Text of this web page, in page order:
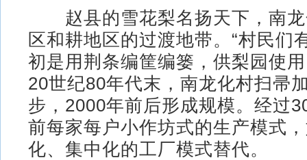
赵县的雪花梨名扬天下，南龙
区和耕地区的过渡地带。“村民们
初是用荆条编筐编篓，供梨园使
20世纪80年代末，南龙化村扫帚
步，2000年前后形成规模。经过
前每家每户小作坊式的生产模式
化、集中化的工厂模式替代。